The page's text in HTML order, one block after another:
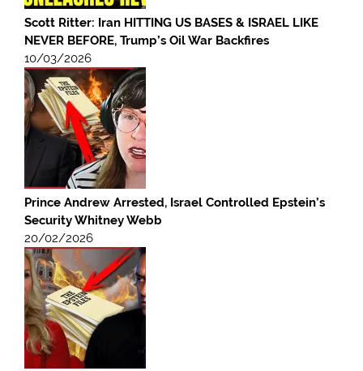
Scott Ritter: Iran HITTING US BASES & ISRAEL LIKE
NEVER BEFORE, Trump’s Oil War Backfires
10/03/2026
Prince Andrew Arrested, Israel Controlled Epstein’s
Security Whitney Webb
20/02/2026